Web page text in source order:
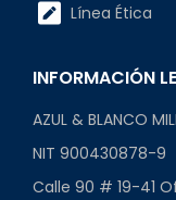
Línea Ética
INFORMACIÓN
AZUL & BLANCO
NIT 900430878-9
Calle 90 # 19-41